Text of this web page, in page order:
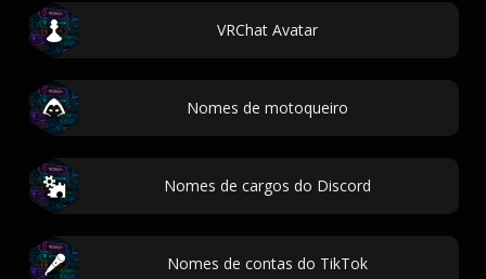
VRChat Avatar
Nomes de motoqueiro
Nomes de cargos do Discord
Nomes de contas do TikTok